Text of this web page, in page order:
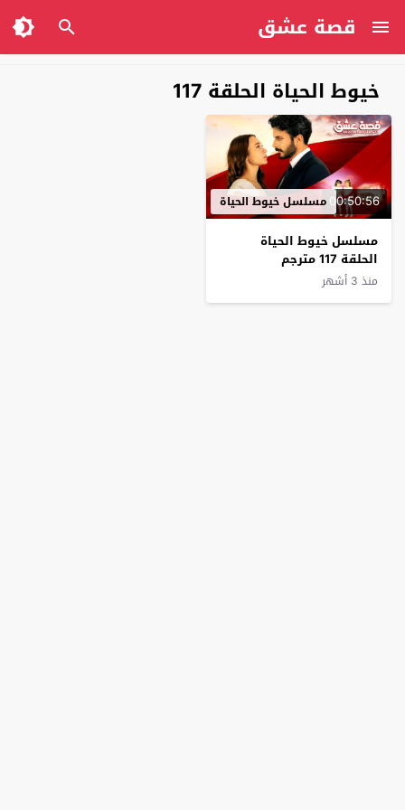
قصة عشق
خيوط الحياة الحلقة 117
00:50:56مسلسل خيوط الحياة
مسلسل خيوط الحياة
الحلقة 117 مترجم
منذ 3 أشهر